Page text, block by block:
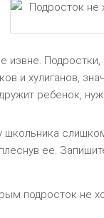
извне.
и хулиганов,
ребенок,
школьника
ее.
подросток не